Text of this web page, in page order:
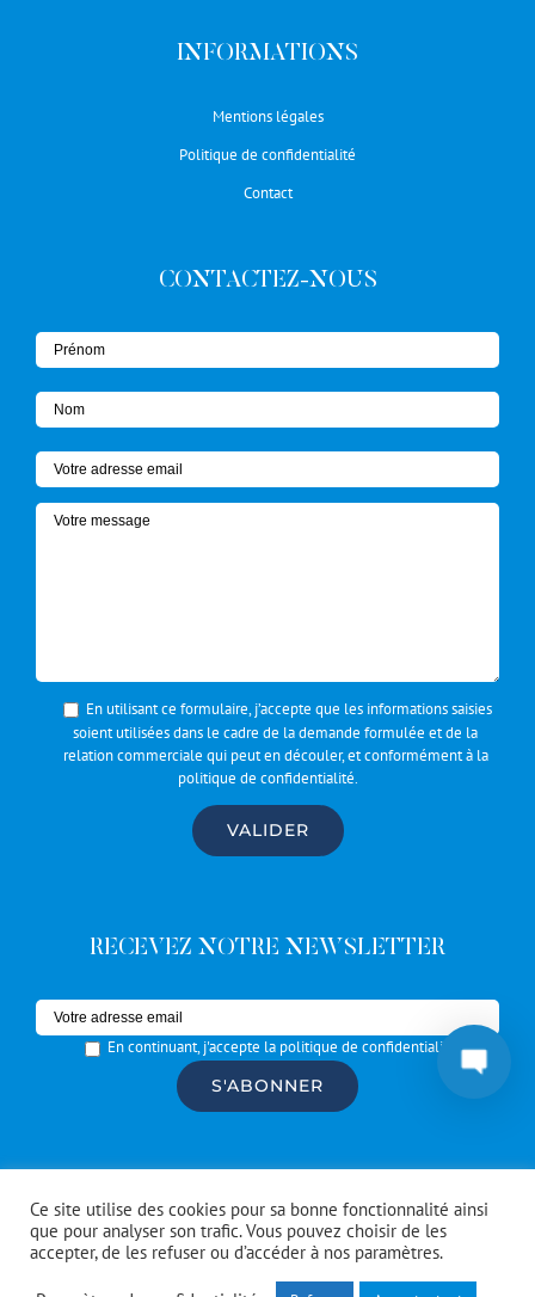
INFORMATIONS
Mentions légales
Politique de confidentialité
Contact
CONTACTEZ-NOUS
En utilisant ce formulaire, j’accepte que les informations saisies
soient utilisées dans le cadre de la demande formulée et de la
relation commerciale qui peut en découler, et conformément à la
politique de confidentialité.
RECEVEZ NOTRE NEWSLETTER
En continuant, j'accepte la politique de confidentialité
communication CDKIT
InstagramSpotify
Ce site utilise des cookies pour sa bonne fonctionnalité ainsi
que pour analyser son trafic. Vous pouvez choisir de les
accepter, de les refuser ou d’accéder à nos paramètres.